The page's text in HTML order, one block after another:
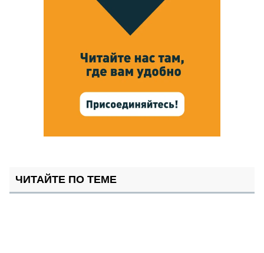
ЧИТАЙТЕ ПО ТЕМЕ